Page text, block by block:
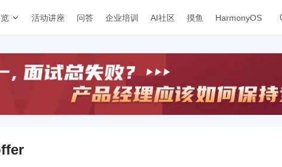
活动讲座 问答 企业培训 AI社区 摸鱼 HarmonyOS